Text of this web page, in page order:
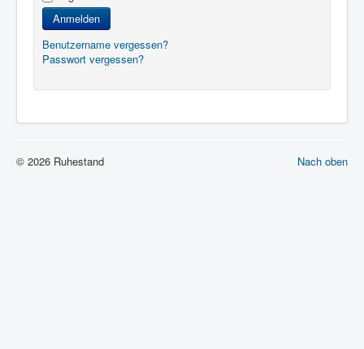
Anmelden
Benutzername vergessen?
Passwort vergessen?
Nach oben
© 2026 Ruhestand